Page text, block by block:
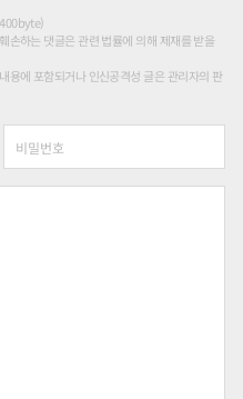
손하는 댓글은 관련 법률에 의해 제재를 받을
용에 포함되거나 인신공격성 글은 관리자의 판